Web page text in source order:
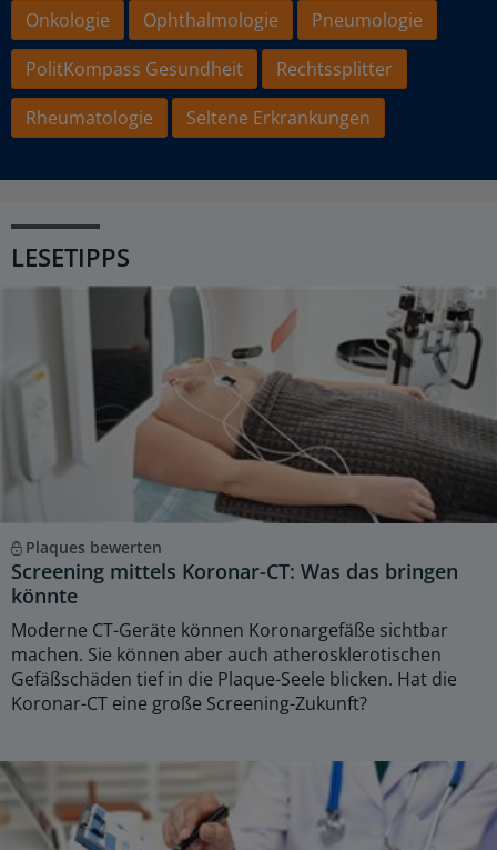
Onkologie
Ophthalmologie
Pneumologie
PolitKompass Gesundheit
Rechtssplitter
Rheumatologie
Seltene Erkrankungen
LESETIPPS
Plaques bewerten
Screening mittels Koronar-CT: Was das bringen
könnte
Moderne CT-Geräte können Koronargefäße sichtbar
machen. Sie können aber auch atherosklerotischen
Gefäßschäden tief in die Plaque-Seele blicken. Hat die
Koronar-CT eine große Screening-Zukunft?